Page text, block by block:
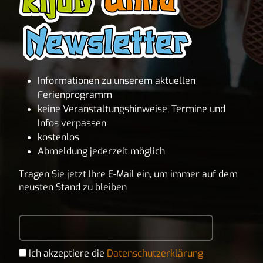
Informationen zu unserem aktuellen
Ferienprogramm
keine Veranstaltungshinweise, Termine und
Infos verpassen
kostenlos
Abmeldung jederzeit möglich
Tragen Sie jetzt Ihre E-Mail ein, um immer auf dem
neusten Stand zu bleiben
Ich akzeptiere die Datenschutzerklärung